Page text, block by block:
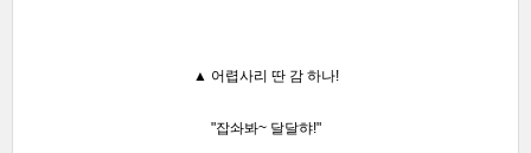
▲ 어렵사리 딴 감 하나!
"잡솨봐~ 달달햐!"